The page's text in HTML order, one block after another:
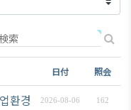
日付 照会
환경 정비 지원금」 안내
2026-08-06 162